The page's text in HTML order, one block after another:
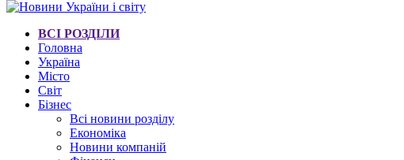
ВСІ РОЗДІЛИ
Головна
Україна
Місто
Світ
Бізнес
Всі новини розділу
Економіка
Новини компаній